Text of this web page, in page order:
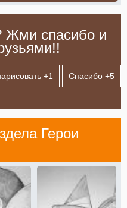
Жми спасибо и
+1 Спасибо +5
Герои